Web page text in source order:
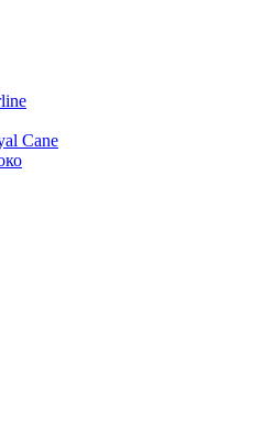
Cane